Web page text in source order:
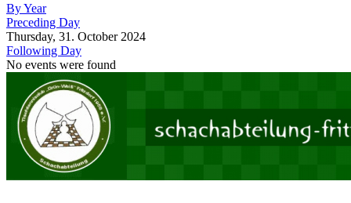
By Year
Preceding Day
Thursday, 31. October 2024
Following Day
No events were found